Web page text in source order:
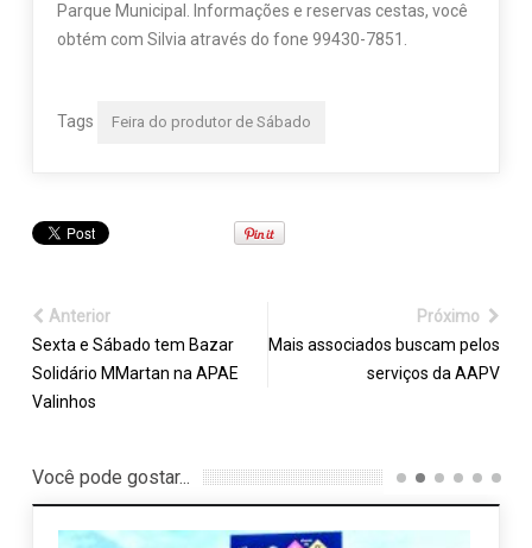
Parque Municipal. Informações e reservas cestas, você
obtém com Silvia através do fone 99430-7851.
Tags Feira do produtor de Sábado
Anterior
Sexta e Sábado tem Bazar
Solidário MMartan na APAE
Valinhos
Próximo
Mais associados buscam pelos
serviços da AAPV
Você pode gostar...